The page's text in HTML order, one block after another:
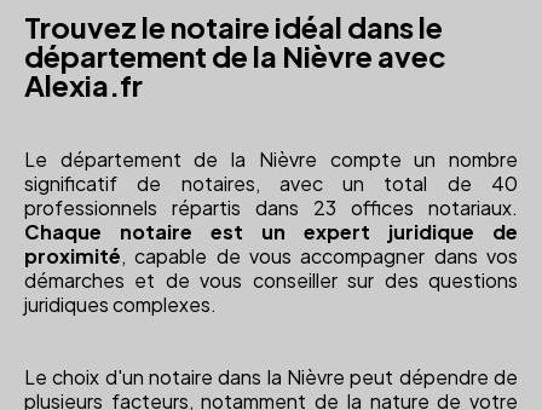
Trouvez le notaire idéal dans le
département de la Nièvre avec
Alexia.fr
Le département de la Nièvre compte un nombre
significatif de notaires, avec un total de 40
professionnels répartis dans 23 offices notariaux.
Chaque notaire est un expert juridique de
proximité, capable de vous accompagner dans vos
démarches et de vous conseiller sur des questions
juridiques complexes.
Le choix d'un notaire dans la Nièvre peut dépendre de
plusieurs facteurs, notamment de la nature de votre